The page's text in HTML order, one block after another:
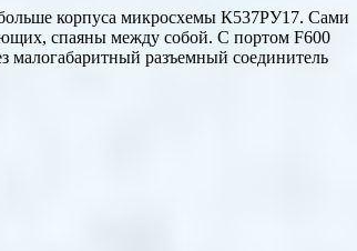
корпуса микросхемы К537РУ17. Сами
спаяны между собой. С портом F600
малогабаритный разъемный соединитель